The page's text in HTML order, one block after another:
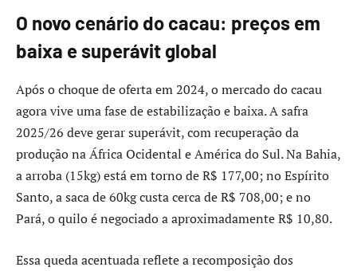
O novo cenário do cacau: preços em
baixa e superávit global
Após o choque de oferta em 2024, o mercado do cacau
agora vive uma fase de estabilização e baixa. A safra
2025/26 deve gerar superávit, com recuperação da
produção na África Ocidental e América do Sul. Na Bahia,
a arroba (15kg) está em torno de R$ 177,00; no Espírito
Santo, a saca de 60kg custa cerca de R$ 708,00; e no
Pará, o quilo é negociado a aproximadamente R$ 10,80.
Essa queda acentuada reflete a recomposição dos